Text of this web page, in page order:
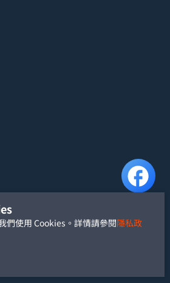
們使用 Cookies。詳情請參閱隱私政